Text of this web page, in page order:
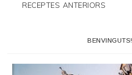
RECEPTES ANTERIORS
BENVINGUTS!